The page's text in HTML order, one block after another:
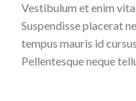
Vestibulum et enim
Suspendisse placerat
tempus mauris id
Pellentesque neque